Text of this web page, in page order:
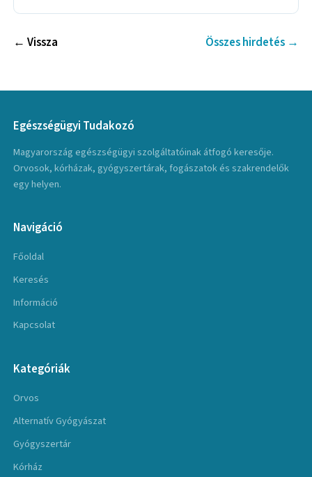
← Vissza Összes hirdetés →
Egészségügyi Tudakozó
Magyarország egészségügyi szolgáltatóinak átfogó keresője.
Orvosok, kórházak, gyógyszertárak, fogászatok és szakrendelők
egy helyen.
Navigáció
Főoldal
Keresés
Információ
Kapcsolat
Kategóriák
Orvos
Alternatív Gyógyászat
Gyógyszertár
Kórház